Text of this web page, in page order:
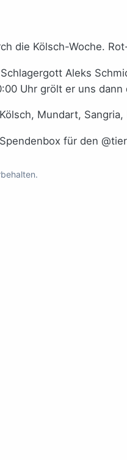
die Kölsch-Woche.
Aleks
Uhr grölt er uns
Mundart,
für den